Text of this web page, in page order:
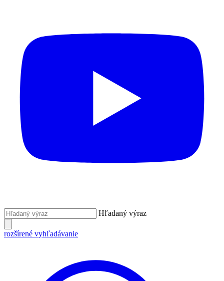
Hľadaný výraz
rozšírené vyhľadávanie